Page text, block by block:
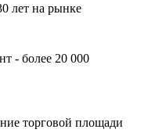
лет на рынке
- более 20 000
торговой площади